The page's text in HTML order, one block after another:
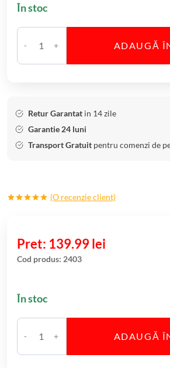
În stoc
C
a
i
t
e
P
a
r
e
n
ADAUGĂ
Retur Garantat in 14 zile
Garantie 24 luni
Transport Gratuit pentru comenzi de
singure
evaluări
(O recenzie client)
139.99lei
Cod produs: 2403
În stoc
C
a
ADAUGĂ